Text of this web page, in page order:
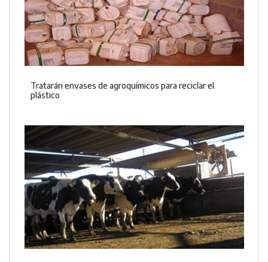
Tratarán envases de agroquímicos para reciclar el
plástico